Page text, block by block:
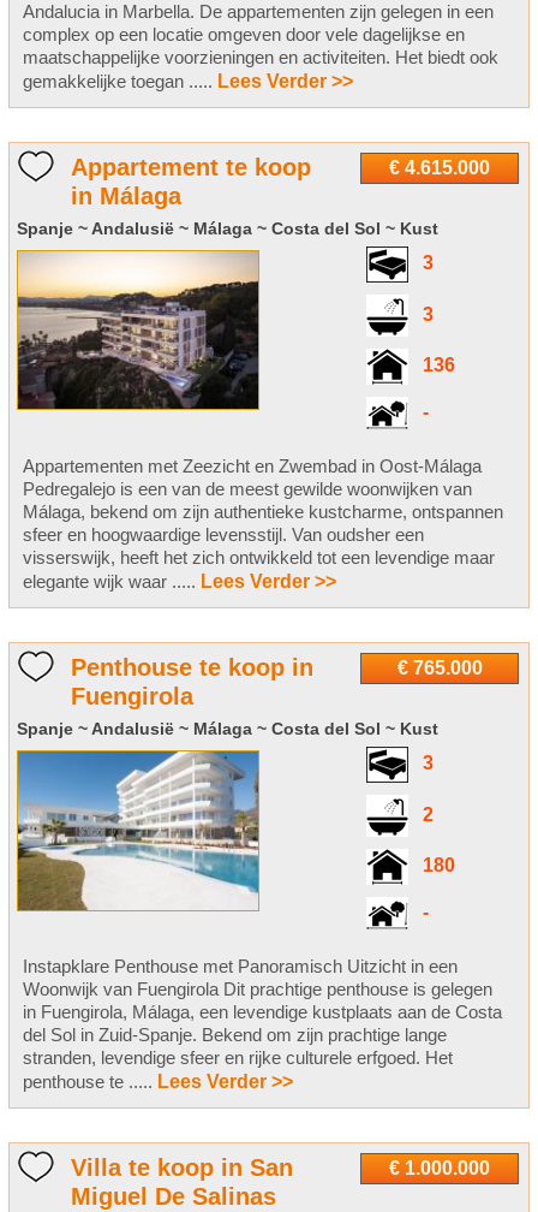
Andalucia in Marbella. De appartementen zijn gelegen in een
complex op een locatie omgeven door vele dagelijkse en
maatschappelijke voorzieningen en activiteiten. Het biedt ook
gemakkelijke toegan ..... Lees Verder >>
€ 4.615.000
Appartement te koop
in Málaga
Spanje ~ Andalusië ~ Málaga ~ Costa del Sol ~ Kust
3
3
136
-
Appartementen met Zeezicht en Zwembad in Oost-Málaga
Pedregalejo is een van de meest gewilde woonwijken van
Málaga, bekend om zijn authentieke kustcharme, ontspannen
sfeer en hoogwaardige levensstijl. Van oudsher een
visserswijk, heeft het zich ontwikkeld tot een levendige maar
elegante wijk waar ..... Lees Verder >>
€ 765.000
Penthouse te koop in
Fuengirola
Spanje ~ Andalusië ~ Málaga ~ Costa del Sol ~ Kust
3
2
180
-
Instapklare Penthouse met Panoramisch Uitzicht in een
Woonwijk van Fuengirola Dit prachtige penthouse is gelegen
in Fuengirola, Málaga, een levendige kustplaats aan de Costa
del Sol in Zuid-Spanje. Bekend om zijn prachtige lange
stranden, levendige sfeer en rijke culturele erfgoed. Het
penthouse te ..... Lees Verder >>
€ 1.000.000
Villa te koop in San
Miguel De Salinas